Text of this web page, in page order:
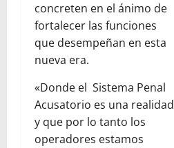
concreten en el ánimo de
fortalecer las funciones
que desempeñan en esta
nueva era.
«Donde el Sistema Penal
Acusatorio es una realidad
y que por lo tanto los
operadores estamos